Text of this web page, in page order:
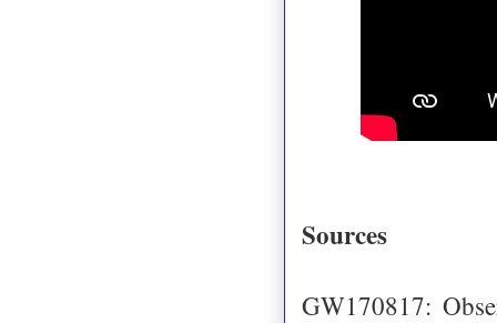
Sources
GW170817: